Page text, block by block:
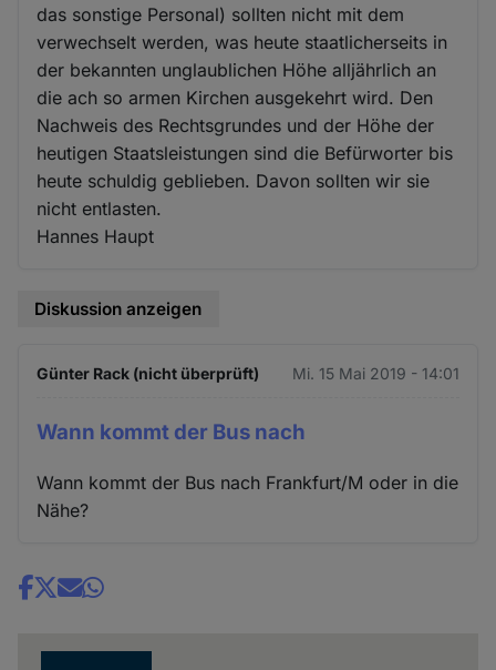
das sonstige Personal) sollten nicht mit dem
verwechselt werden, was heute staatlicherseits in
der bekannten unglaublichen Höhe alljährlich an
die ach so armen Kirchen ausgekehrt wird. Den
Nachweis des Rechtsgrundes und der Höhe der
heutigen Staatsleistungen sind die Befürworter bis
heute schuldig geblieben. Davon sollten wir sie
nicht entlasten.
Hannes Haupt
Diskussion anzeigen
Günter Rack (nicht überprüft) Mi. 15 Mai 2019 - 14:01
Wann kommt der Bus nach
Wann kommt der Bus nach Frankfurt/M oder in die
Nähe?
Share